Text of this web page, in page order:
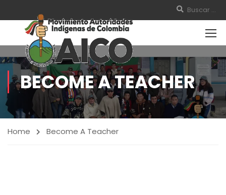
BECOME A TEACHER
Home Become A Teacher